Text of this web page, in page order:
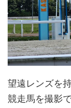
望遠レンズを
競走馬を撮影